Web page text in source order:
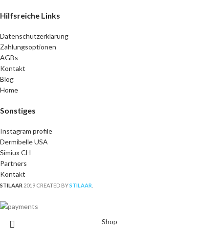
Hilfsreiche Links
Datenschutzerklärung
Zahlungsoptionen
AGBs
Kontakt
Blog
Home
Sonstiges
Instagram profile
Dermibelle USA
Simiux CH
Partners
Kontakt
STILAAR 2019 CREATED BYSTILAAR
Shop